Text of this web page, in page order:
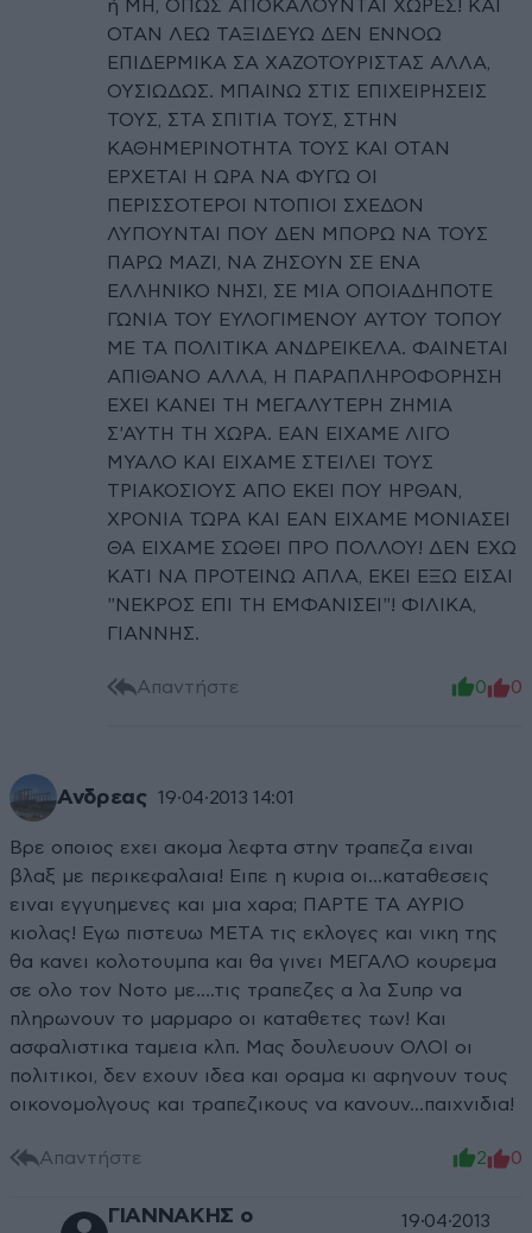
ή ΜΗ, ΟΠΩΣ ΑΠΟΚΑΛΟΥΝΤΑΙ ΧΩΡΕΣ! ΚΑΙ
ΟΤΑΝ ΛΕΩ ΤΑΞΙΔΕΥΩ ΔΕΝ ΕΝΝΟΩ
ΕΠΙΔΕΡΜΙΚΑ ΣΑ ΧΑΖΟΤΟΥΡΙΣΤΑΣ ΑΛΛΑ,
ΟΥΣΙΩΔΩΣ. ΜΠΑΙΝΩ ΣΤΙΣ ΕΠΙΧΕΙΡΗΣΕΙΣ
ΤΟΥΣ, ΣΤΑ ΣΠΙΤΙΑ ΤΟΥΣ, ΣΤΗΝ
ΚΑΘΗΜΕΡΙΝΟΤΗΤΑ ΤΟΥΣ ΚΑΙ ΟΤΑΝ
ΕΡΧΕΤΑΙ Η ΩΡΑ ΝΑ ΦΥΓΩ ΟΙ
ΠΕΡΙΣΣΟΤΕΡΟΙ ΝΤΟΠΙΟΙ ΣΧΕΔΟΝ
ΛΥΠΟΥΝΤΑΙ ΠΟΥ ΔΕΝ ΜΠΟΡΩ ΝΑ ΤΟΥΣ
ΠΑΡΩ ΜΑΖΙ, ΝΑ ΖΗΣΟΥΝ ΣΕ ΕΝΑ
ΕΛΛΗΝΙΚΟ ΝΗΣΙ, ΣΕ ΜΙΑ ΟΠΟΙΑΔΗΠΟΤΕ
ΓΩΝΙΑ ΤΟΥ ΕΥΛΟΓΙΜΕΝΟΥ ΑΥΤΟΥ ΤΟΠΟΥ
ΜΕ ΤΑ ΠΟΛΙΤΙΚΑ ΑΝΔΡΕΙΚΕΛΑ. ΦΑΙΝΕΤΑΙ
ΑΠΙΘΑΝΟ ΑΛΛΑ, Η ΠΑΡΑΠΛΗΡΟΦΟΡΗΣΗ
ΕΧΕΙ ΚΑΝΕΙ ΤΗ ΜΕΓΑΛΥΤΕΡΗ ΖΗΜΙΑ
Σ'ΑΥΤΗ ΤΗ ΧΩΡΑ. ΕΑΝ ΕΙΧΑΜΕ ΛΙΓΟ
ΜΥΑΛΟ ΚΑΙ ΕΙΧΑΜΕ ΣΤΕΙΛΕΙ ΤΟΥΣ
ΤΡΙΑΚΟΣΙΟΥΣ ΑΠΟ ΕΚΕΙ ΠΟΥ ΗΡΘΑΝ,
ΧΡΟΝΙΑ ΤΩΡΑ ΚΑΙ ΕΑΝ ΕΙΧΑΜΕ ΜΟΝΙΑΣΕΙ
ΘΑ ΕΙΧΑΜΕ ΣΩΘΕΙ ΠΡΟ ΠΟΛΛΟΥ! ΔΕΝ ΕΧΩ
ΚΑΤΙ ΝΑ ΠΡΟΤΕΙΝΩ ΑΠΛΑ, ΕΚΕΙ ΕΞΩ ΕΙΣΑΙ
"ΝΕΚΡΟΣ ΕΠΙ ΤΗ ΕΜΦΑΝΙΣΕΙ"! ΦΙΛΙΚΑ,
ΓΙΑΝΝΗΣ.
Απαντήστε 0 0
Ανδρεας 19·04·2013 14:01
Βρε οποιος εχει ακομα λεφτα στην τραπεζα ειναι
βλαξ με περικεφαλαια! Ειπε η κυρια οι...καταθεσεις
ειναι εγγυημενες και μια χαρα; ΠΑΡΤΕ ΤΑ ΑΥΡΙΟ
κιολας! Εγω πιστευω ΜΕΤΑ τις εκλογες και νικη της
θα κανει κολοτουμπα και θα γινει ΜΕΓΑΛΟ κουρεμα
σε ολο τον Νοτο με....τις τραπεζες α λα Συπρ να
πληρωνουν το μαρμαρο οι καταθετες των! Και
ασφαλιστικα ταμεια κλπ. Μας δουλευουν ΟΛΟΙ οι
πολιτικοι, δεν εχουν ιδεα και οραμα κι αφηνουν τους
οικονομολγους και τραπεζικους να κανουν...παιχνιδια!
Απαντήστε 2 0
ΓΙΑΝΝΑΚΗΣ ο
19·04·2013